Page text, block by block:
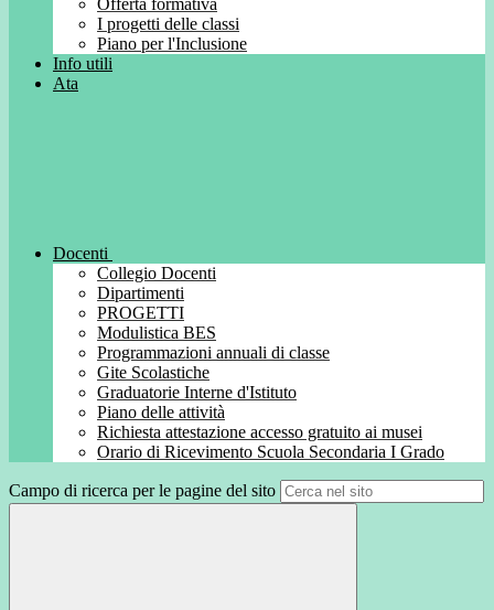
Offerta formativa
I progetti delle classi
Piano per l'Inclusione
Info utili
Ata
Docenti
Collegio Docenti
Dipartimenti
PROGETTI
Modulistica BES
Programmazioni annuali di classe
Gite Scolastiche
Graduatorie Interne d'Istituto
Piano delle attività
Richiesta attestazione accesso gratuito ai musei
Orario di Ricevimento Scuola Secondaria I Grado
Campo di ricerca per le pagine del sito